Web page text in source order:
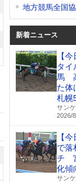
地方競馬全国
新着ニュース
【
タイ
馬
た体
札幌
サン
2026/
【
で落
チ
化傾
サン